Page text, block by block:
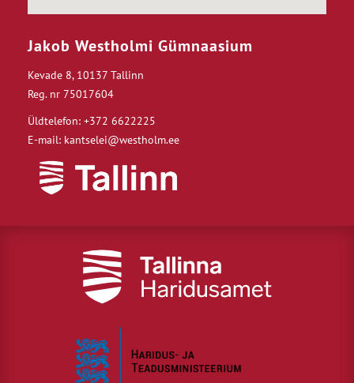
Jakob Westholmi Gümnaasium
Kevade 8, 10137 Tallinn
Reg. nr 75017604
Üldtelefon: +372 6622225
E-mail: kantselei@westholm.ee